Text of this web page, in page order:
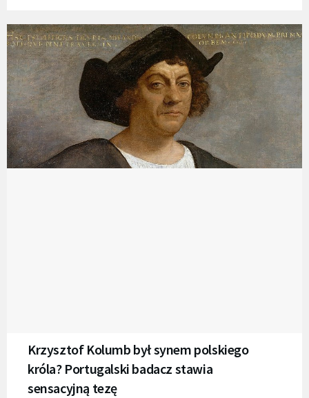
Krzysztof Kolumb był synem polskiego
króla? Portugalski badacz stawia
sensacyjną tezę